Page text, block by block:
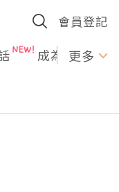
會員登記
成為U更多